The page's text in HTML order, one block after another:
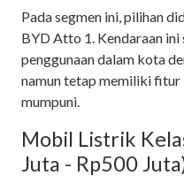
Pada segmen ini, pilihan
BYD Atto 1. Kendaraan
penggunaan dalam kota
namun tetap memiliki fitur
mumpuni.
Mobil Listrik
Juta - Rp500